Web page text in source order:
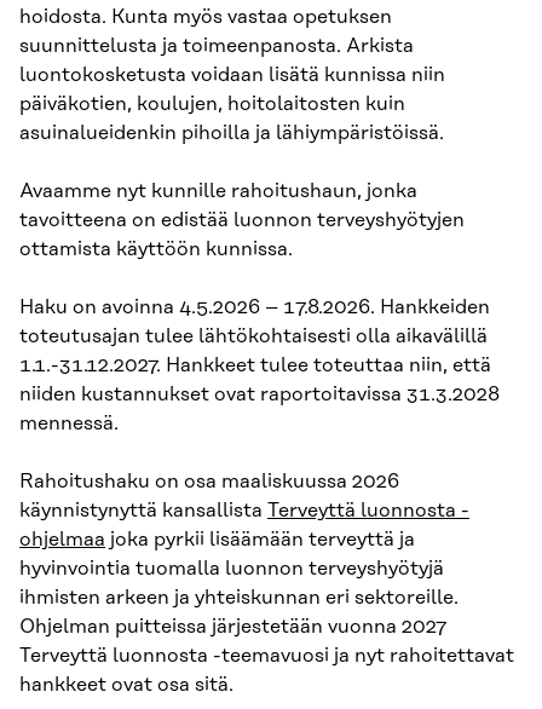
hoidosta. Kunta myös vastaa opetuksen
suunnittelusta ja toimeenpanosta. Arkista
luontokosketusta voidaan lisätä kunnissa niin
päiväkotien, koulujen, hoitolaitosten kuin
asuinalueidenkin pihoilla ja lähiympäristöissä.
Avaamme nyt kunnille rahoitushaun, jonka
tavoitteena on edistää luonnon terveyshyötyjen
ottamista käyttöön kunnissa.
Haku on avoinna 4.5.2026 – 17.8.2026. Hankkeiden
toteutusajan tulee lähtökohtaisesti olla aikavälillä
1.1.-31.12.2027. Hankkeet tulee toteuttaa niin, että
niiden kustannukset ovat raportoitavissa 31.3.2028
mennessä.
Rahoitushaku on osa maaliskuussa 2026
käynnistynyttä kansallista Terveyttä luonnosta -
ohjelmaa joka pyrkii lisäämään terveyttä ja
hyvinvointia tuomalla luonnon terveyshyötyjä
ihmisten arkeen ja yhteiskunnan eri sektoreille.
Ohjelman puitteissa järjestetään vuonna 2027
Terveyttä luonnosta -teemavuosi ja nyt rahoitettavat
hankkeet ovat osa sitä.